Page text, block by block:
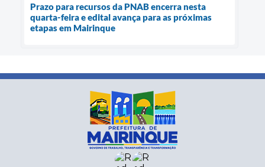
Prazo para recursos da PNAB encerra nesta
quarta-feira e edital avança para as próximas
etapas em Mairinque